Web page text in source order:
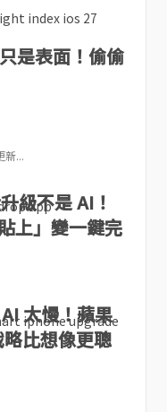
是表面！偷偷
新...
級不是 AI！
上」變一鍵完
太慢！蘋果
比想像更聰